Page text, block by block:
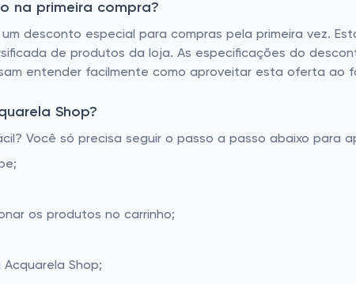
na primeira compra?
desconto especial para compras pela primeira vez.
de produtos da loja. As especificações do
entender facilmente como aproveitar esta oferta ao
Shop?
Você só precisa seguir o passo a passo abaixo para
os produtos no carrinho;
Shop;